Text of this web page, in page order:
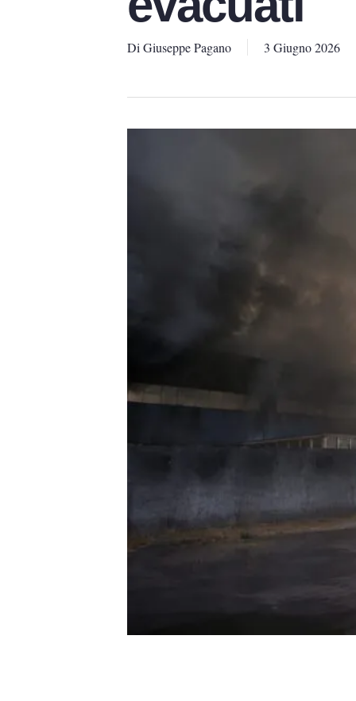
Di Giuseppe Pagano 3 Giugno 2026